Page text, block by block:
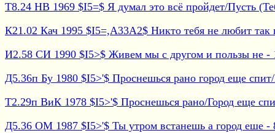
Т8.24 НВ 1969 $I5=$ Я думал это всё пройдет/Пусть
К21.02 Кач 1995 $I5=,A33A2$ Никто тебя не любит так
И2.58 СИ 1990 $I5>$ Живем мы с другом и пользы не -
Д5.36п Бу 1980 $I5>'$ Проснешься рано город еще
Т2.29п ВиК 1978 $I5>'$ Проснешься рано/Город еще
Д5.36 ОМ 1987 $I5>'$ Ты утром встанешь а город еше -